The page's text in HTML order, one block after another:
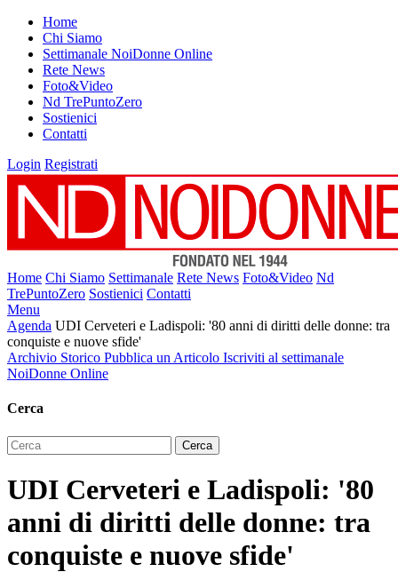
Home
Chi Siamo
Settimanale NoiDonne Online
Rete News
Foto&Video
Nd TrePuntoZero
Sostienici
Contatti
Login Registrati
Home Chi Siamo Settimanale Rete News Foto&Video Nd
TrePuntoZero Sostienici Contatti
Menu
Agenda UDI Cerveteri e Ladispoli: '80 anni di diritti delle donne: tra
conquiste e nuove sfide'
Archivio Storico Pubblica un Articolo Iscriviti al settimanale
NoiDonne Online
Cerca
UDI Cerveteri e Ladispoli: '80
anni di diritti delle donne: tra
conquiste e nuove sfide'